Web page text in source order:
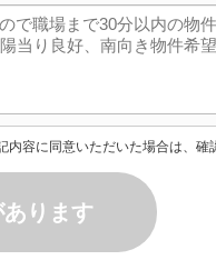
内容に同意いただいた場合は、確
ります